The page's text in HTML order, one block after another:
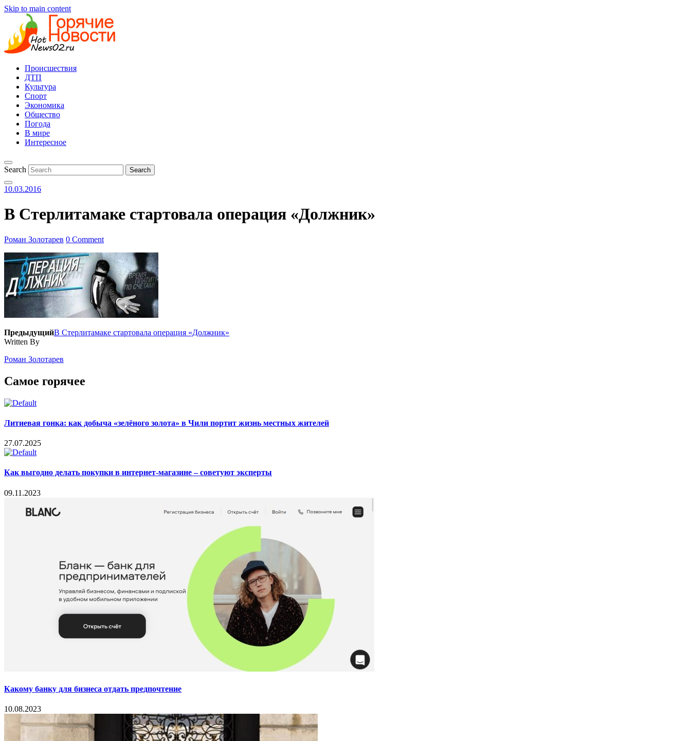
Skip to main content
Происшествия
ДТП
Культура
Спорт
Экономика
Общество
Погода
В мире
Интересное
Search
10.03.2016
В Стерлитамаке стартовала операция «Должник»
Роман Золотарев 0 Comment
ПредыдущийВ Стерлитамаке стартовала операция «Должник»
Written By
Роман Золотарев
Самое горячее
Литиевая гонка: как добыча «зелёного золота» в Чили портит жизнь местных жителей
27.07.2025
Как выгодно делать покупки в интернет-магазине – советуют эксперты
09.11.2023
Какому банку для бизнеса отдать предпочтение
10.08.2023